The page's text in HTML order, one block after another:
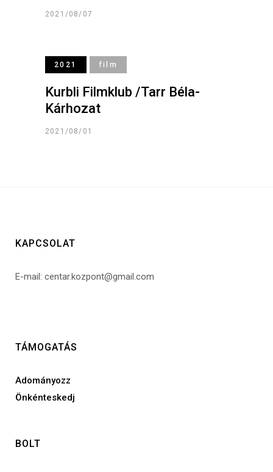
2021/08/07
2021 film
Kurbli Filmklub /Tarr Béla-
Kárhozat
2021/08/01
KAPCSOLAT
E-mail: centar.kozpont@gmail.com
TÁMOGATÁS
Adományozz
Önkénteskedj
BOLT